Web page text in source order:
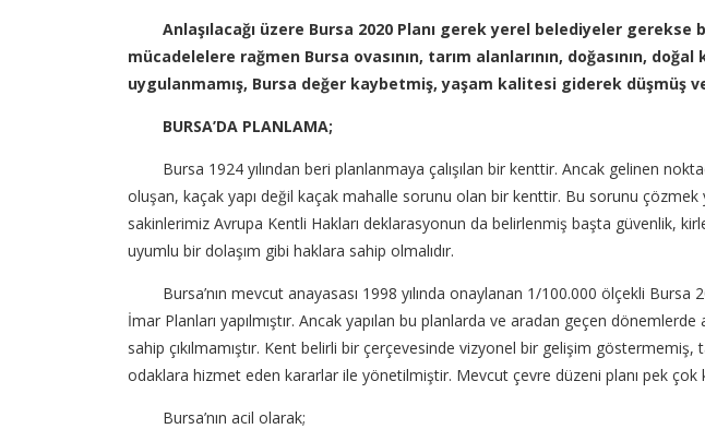
Anlaşılacağı üzere Bursa 2020 Planı gerek yerel belediyeler
mücadelelere rağmen Bursa ovasının, tarım alanlarının, doğasının,
uygulanmamış, Bursa değer kaybetmiş, yaşam kalitesi giderek düşmüş
BURSA’DA PLANLAMA;
Bursa 1924 yılından beri planlanmaya çalışılan bir kenttir. Ancak gelinen
oluşan, kaçak yapı değil kaçak mahalle sorunu olan bir kenttir. Bu sorunu
sakinlerimiz Avrupa Kentli Hakları deklarasyonun da belirlenmiş başta güvenlik,
uyumlu bir dolaşım gibi haklara sahip olmalıdır.
Bursa’nın mevcut anayasası 1998 yılında onaylanan 1/100.000 ölçekli Bursa
İmar Planları yapılmıştır. Ancak yapılan bu planlarda ve aradan geçen
sahip çıkılmamıştır. Kent belirli bir çerçevesinde vizyonel bir gelişim
odaklara hizmet eden kararlar ile yönetilmiştir. Mevcut çevre düzeni planı pek çok
Bursa’nın acil olarak;